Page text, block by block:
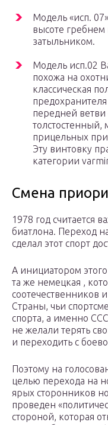
Модель «исп.
высоте
затыльником.
Модель исп.02
похожа на
классическая
передней ветви
прицельных
Эту винтовку
категории
Смена
1978 год считается
биатлона. Переход
сделал этот спорт
А инициатором
та же немецкая ,
соотечественников
Страны, чьи
спорта, а именно
не желали терять
и переходить с
Поэтому на
целью перехода на
ярых сторонников
проведен
стороной, которая